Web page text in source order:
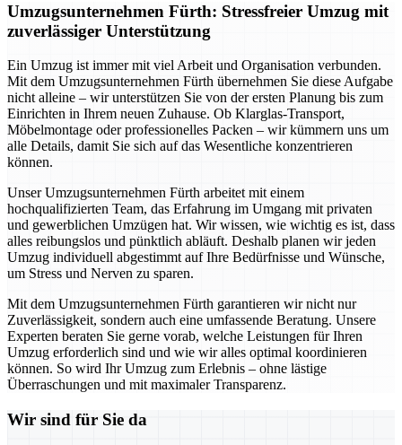
Umzugsunternehmen Fürth: Stressfreier Umzug mit
zuverlässiger Unterstützung
Ein Umzug ist immer mit viel Arbeit und Organisation verbunden.
Mit dem Umzugsunternehmen Fürth übernehmen Sie diese Aufgabe
nicht alleine – wir unterstützen Sie von der ersten Planung bis zum
Einrichten in Ihrem neuen Zuhause. Ob Klarglas-Transport,
Möbelmontage oder professionelles Packen – wir kümmern uns um
alle Details, damit Sie sich auf das Wesentliche konzentrieren
können.
Unser Umzugsunternehmen Fürth arbeitet mit einem
hochqualifizierten Team, das Erfahrung im Umgang mit privaten
und gewerblichen Umzügen hat. Wir wissen, wie wichtig es ist, dass
alles reibungslos und pünktlich abläuft. Deshalb planen wir jeden
Umzug individuell abgestimmt auf Ihre Bedürfnisse und Wünsche,
um Stress und Nerven zu sparen.
Mit dem Umzugsunternehmen Fürth garantieren wir nicht nur
Zuverlässigkeit, sondern auch eine umfassende Beratung. Unsere
Experten beraten Sie gerne vorab, welche Leistungen für Ihren
Umzug erforderlich sind und wie wir alles optimal koordinieren
können. So wird Ihr Umzug zum Erlebnis – ohne lästige
Überraschungen und mit maximaler Transparenz.
Wir sind für Sie da